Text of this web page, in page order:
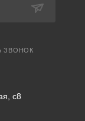
ЗВОНОК
с8